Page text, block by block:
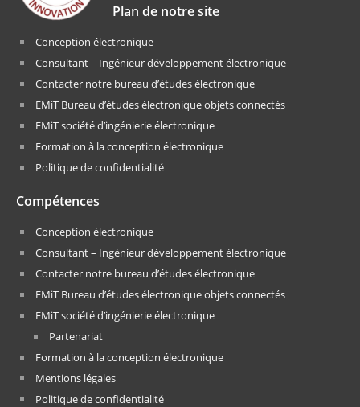
Plan de notre site
Conception électronique
Consultant – Ingénieur développement électronique
Contacter notre bureau d’études électronique
EMiT Bureau d’études électronique objets connectés
EMiT société d’ingénierie électronique
Formation à la conception électronique
Politique de confidentialité
Compétences
Conception électronique
Consultant – Ingénieur développement électronique
Contacter notre bureau d’études électronique
EMiT Bureau d’études électronique objets connectés
EMiT société d’ingénierie électronique
Partenariat
Formation à la conception électronique
Mentions légales
Politique de confidentialité